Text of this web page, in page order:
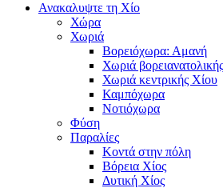
Ανακαλυψτε τη Χίο
Χώρα
Χωριά
Βορειόχωρα: Αμανή
Χωριά
Χωριά κεντρικής Χίου
Καμπόχωρα
Νοτιόχωρα
Φύση
Παραλίες
Κοντά στην πόλη
Βόρεια Χίος
Δυτική Χίος